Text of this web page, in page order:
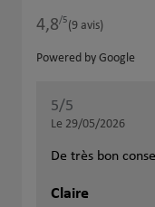
4,8/5Note de 4.8 sur 5
(9 avis)
Powered by Google
5/5
Le 29/05/2026
De très bon
Claire